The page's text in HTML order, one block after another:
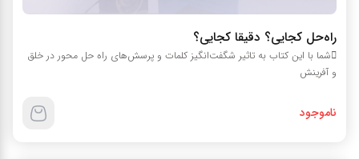
راه‌حل کجایی؟ دقیقا کجایی؟
شما با این کتاب به تاثیر شگفت‌انگیز کلمات و پرسش‌های راه حل محور در خلق
و آفرینش
ناموجود